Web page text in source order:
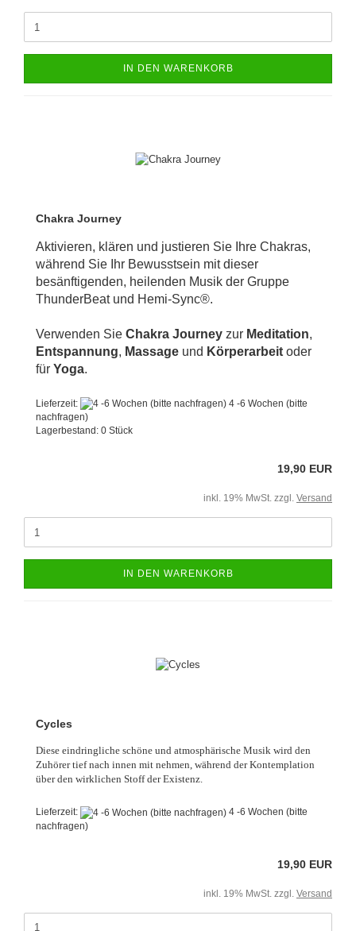
IN DEN WARENKORB
Chakra Journey
Aktivieren, klären und justieren Sie Ihre Chakras,
während Sie Ihr Bewusstsein mit dieser
besänftigenden, heilenden Musik der Gruppe
ThunderBeat und Hemi-Sync®.
Verwenden Sie Chakra Journey zur Meditation,
Entspannung, Massage und Körperarbeit oder
für Yoga.
Lieferzeit:
4 -6 Wochen (bitte
nachfragen)
Lagerbestand: 0 Stück
19,90 EUR
inkl. 19% MwSt. zzgl. Versand
IN DEN WARENKORB
Cycles
Diese eindringliche schöne und atmosphärische Musik wird den
Zuhörer tief nach innen mit nehmen, während der Kontemplation
über den wirklichen Stoff der Existenz.
Lieferzeit:
4 -6 Wochen (bitte
nachfragen)
19,90 EUR
inkl. 19% MwSt. zzgl. Versand